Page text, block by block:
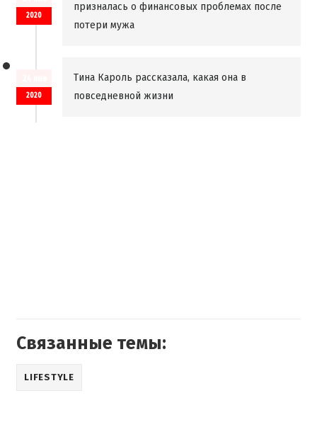
2020
призналась о финансовых проблемах после
потери мужа
2020
Тина Кароль рассказала, какая она в
повседневной жизни
Связанные темы:
LIFESTYLE